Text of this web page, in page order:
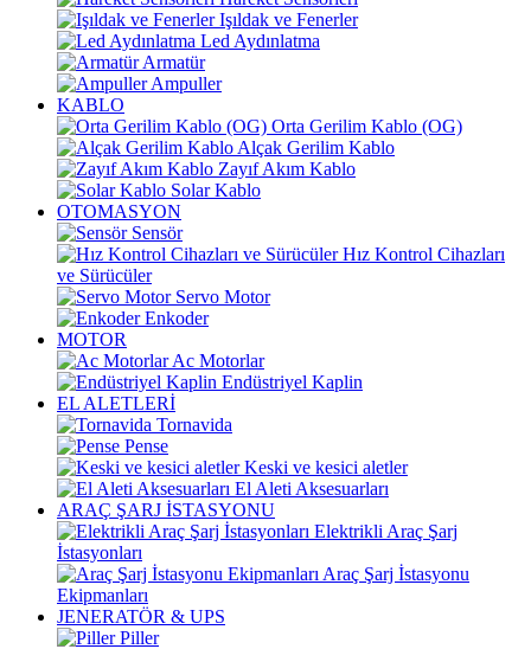
Işıldak ve Fenerler
Led Aydınlatma
Armatür
Ampuller
KABLO
Orta Gerilim Kablo (OG)
Alçak Gerilim Kablo
Zayıf Akım Kablo
Solar Kablo
OTOMASYON
Sensör
Hız Kontrol Cihazları
ve Sürücüler
Servo Motor
Enkoder
MOTOR
Ac Motorlar
Endüstriyel Kaplin
EL ALETLERİ
Tornavida
Pense
Keski ve kesici aletler
El Aleti Aksesuarları
ARAÇ ŞARJ İSTASYONU
Elektrikli Araç Şarj
İstasyonları
Araç Şarj İstasyonu
Ekipmanları
JENERATÖR & UPS
Piller